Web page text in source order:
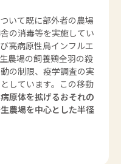
いて既に部外者の農場
の消毒等を実施してい
高病原性鳥インフルエ
農場の飼養鶏全羽の殺
の制限、疫学調査の実
しています。この移動
原体を拡げるおそれの
農場を中心とした半径